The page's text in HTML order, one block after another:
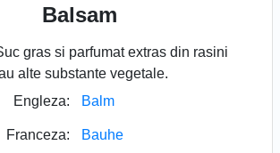
Balsam
gras si parfumat extras din rasini
alte substante vegetale.
Engleza:
Balm
Franceza: Bauhe